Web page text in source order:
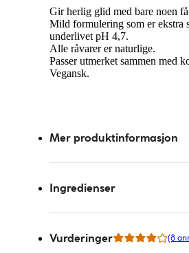
Gir herlig glid med bare noen
Mild formulering som er ekstra
underlivet pH 4,7.
Alle råvarer er naturlige.
Passer utmerket sammen med
Vegansk.
Mer produktinformasjon
Ingredienser
Vurderinger (8